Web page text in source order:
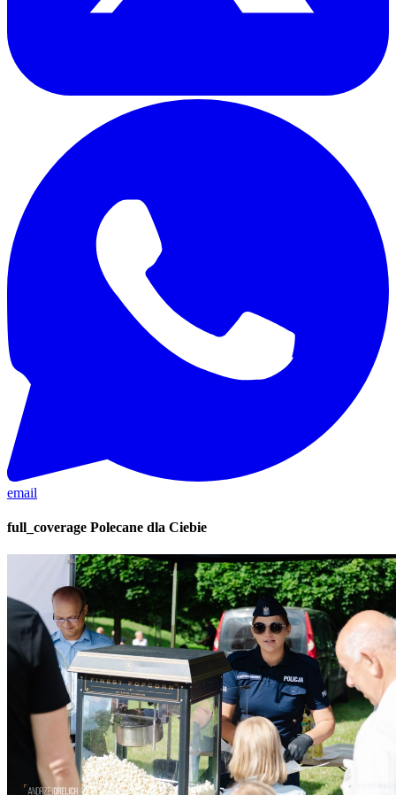
email
full_coverage Polecane dla Ciebie